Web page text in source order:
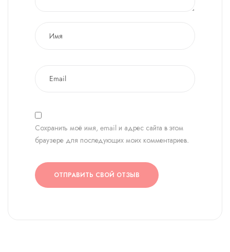
Сохранить моё имя, email и адрес сайта в этом
браузере для последующих моих комментариев.
ОТПРАВИТЬ СВОЙ ОТЗЫВ